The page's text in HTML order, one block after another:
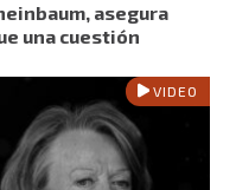
asegura
una cuestión
VIDEO